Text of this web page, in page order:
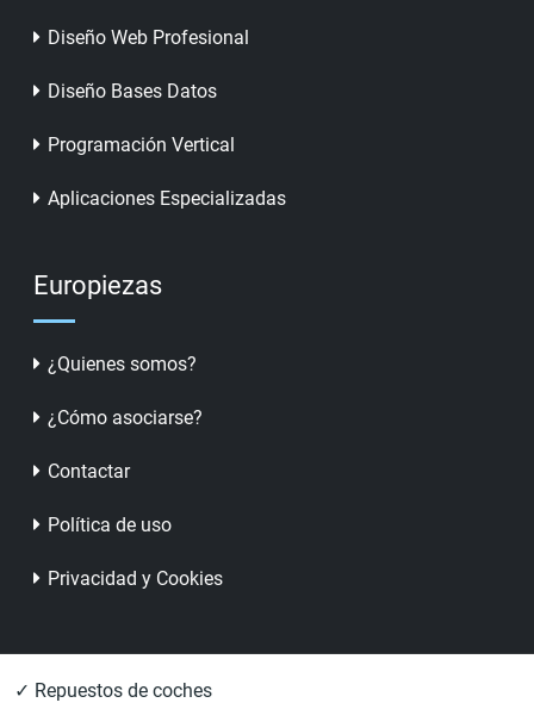
Diseño Web Profesional
Diseño Bases Datos
Programación Vertical
Aplicaciones Especializadas
Europiezas
¿Quienes somos?
¿Cómo asociarse?
Contactar
Política de uso
Privacidad y Cookies
✓ Repuestos de coches